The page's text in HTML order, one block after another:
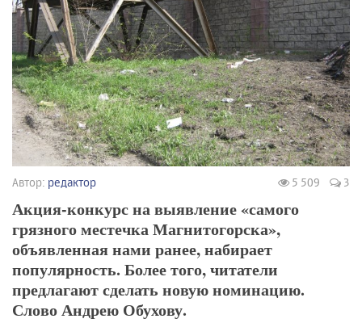
Автор: редактор 5 509 3
Акция-конкурс на выявление «самого
грязного местечка Магнитогорска»,
объявленная нами ранее, набирает
популярность. Более того, читатели
предлагают сделать новую номинацию.
Слово Андрею Обухову.